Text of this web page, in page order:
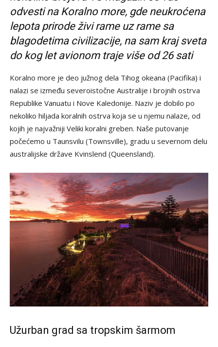
odvesti na Koralno more, gde neukroćena
lepota prirode živi rame uz rame sa
blagodetima civilizacije, na sam kraj sveta
do kog let avionom traje više od 26 sati
Koralno more je deo južnog dela Tihog okeana (Pacifika) i
nalazi se između severoistočne Australije i brojnih ostrva
Republike Vanuatu i Nove Kaledonije. Naziv je dobilo po
nekoliko hiljada koralnih ostrva koja se u njemu nalaze, od
kojih je najvažniji Veliki koralni greben. Naše putovanje
počećemo u Taunsvilu (Townsville), gradu u severnom delu
australijske države Kvinslend (Queensland).
Užurban grad sa tropskim šarmom